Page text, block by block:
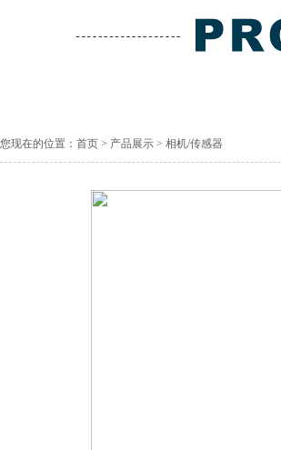
您现在的位置： 首页 > 产品展示 > 相机/传感器